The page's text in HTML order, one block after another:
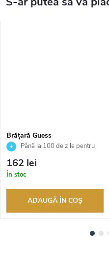
Brățară Guess
JUBB05057JWYGS
Până la 100 de zile pentru
returnarea bunurilor. Vânzător
autorizat
162 lei
În stoc
ADAUGĂ ÎN COŞ